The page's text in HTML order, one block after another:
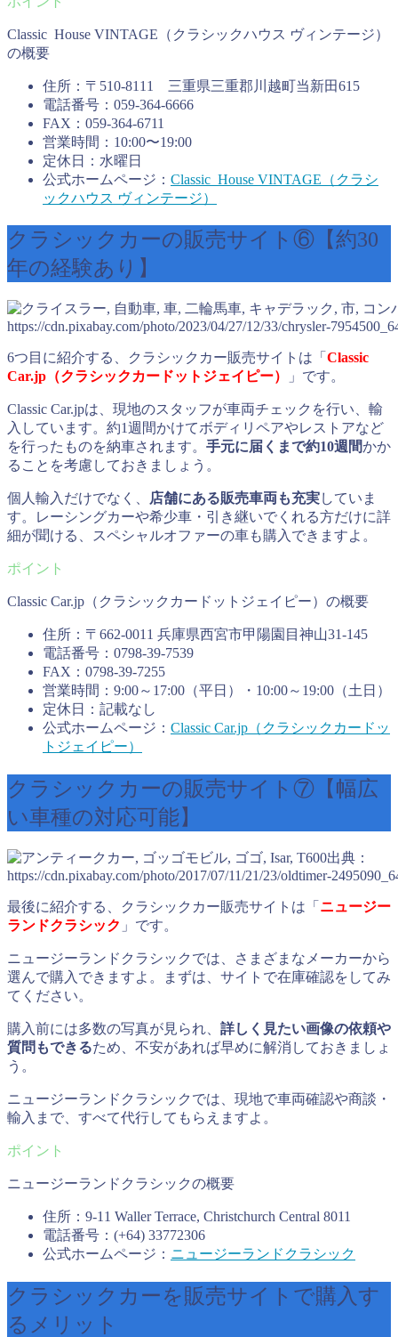
Classic House VINTAGE（クラシックハウス ヴィンテージ）
の概要
住所：〒510-8111 三重県三重郡川越町当新田615
電話番号：059-364-6666
FAX：059-364-6711
営業時間：10:00〜19:00
定休日：水曜日
公式ホームページ： Classic House VINTAGE（クラシ
ックハウス ヴィンテージ）
クラシックカーの販売サイト⑥【約30
年の経験あり】
https://cdn.pixabay.com/photo/2023/04/27/12/33/chrysler-
6つ目に紹介する、クラシックカー販売サイトは「 Classic
Car.jp（クラシックカードットジェイピー）
」です。
Classic Car.jpは、現地のスタッフが車両チェックを行い、輸
入しています。約1週間かけてボディリペアやレストアなど
を行ったものを納車されます。 手元に届くまで約10週間かか
ることを考慮しておきましょう。
個人輸入だけでなく、 店舗にある販売車両も充実していま
す。レーシングカーや希少車・引き継いでくれる方だけに詳
細が聞ける、スペシャルオファーの車も購入できますよ。
Classic Car.jp（クラシックカードットジェイピー）の概要
住所：〒662-0011 兵庫県西宮市甲陽園目神山31-145
電話番号：0798-39-7539
FAX：0798-39-7255
営業時間：9:00～17:00（平日）・10:00～19:00（土日）
定休日：記載なし
公式ホームページ： Classic Car.jp（クラシックカードッ
トジェイピー）
クラシックカーの販売サイト⑦【幅広
い車種の対応可能】
出典：
https://cdn.pixabay.com/photo/2017/07/11/21/23/oldtimer-
最後に紹介する、クラシックカー販売サイトは「 ニュージー
ランドクラシック 」です。
ニュージーランドクラシックでは、さまざまなメーカーから
選んで購入できますよ。まずは、サイトで在庫確認をしてみ
てください。
購入前には多数の写真が見られ、 詳しく見たい画像の依頼や
質問もできるため、不安があれば早めに解消しておきましょ
う。
ニュージーランドクラシックでは、現地で車両確認や商談・
輸入まで、すべて代行してもらえますよ。
ニュージーランドクラシックの概要
住所：9-11 Waller Terrace, Christchurch Central 8011
電話番号：(+64) 33772306
公式ホームページ： ニュージーランドクラシック
クラシックカーを販売サイトで購入す
るメリット